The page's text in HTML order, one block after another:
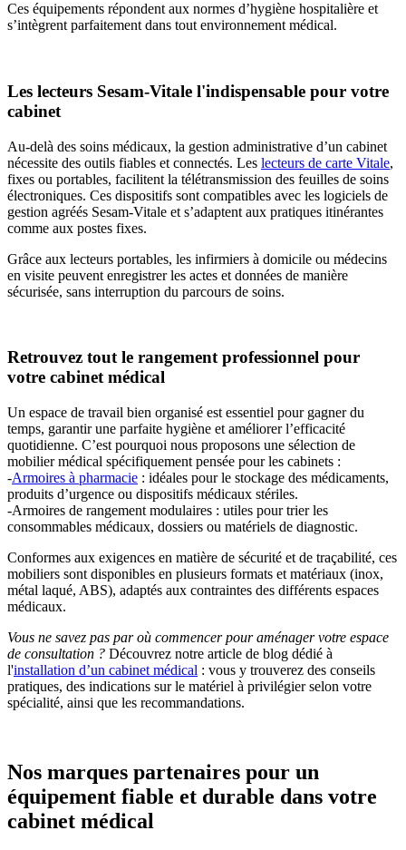
Ces équipements répondent aux normes d’hygiène hospitalière et
s’intègrent parfaitement dans tout environnement médical.
Les lecteurs Sesam-Vitale l'indispensable pour votre
cabinet
Au-delà des soins médicaux, la gestion administrative d’un cabinet
nécessite des outils fiables et connectés. Les lecteurs de carte Vitale,
fixes ou portables, facilitent la télétransmission des feuilles de soins
électroniques. Ces dispositifs sont compatibles avec les logiciels de
gestion agréés Sesam-Vitale et s’adaptent aux pratiques itinérantes
comme aux postes fixes.
Grâce aux lecteurs portables, les infirmiers à domicile ou médecins
en visite peuvent enregistrer les actes et données de manière
sécurisée, sans interruption du parcours de soins.
Retrouvez tout le rangement professionnel pour
votre cabinet médical
Un espace de travail bien organisé est essentiel pour gagner du
temps, garantir une parfaite hygiène et améliorer l’efficacité
quotidienne. C’est pourquoi nous proposons une sélection de
mobilier médical spécifiquement pensée pour les cabinets :
-Armoires à pharmacie : idéales pour le stockage des médicaments,
produits d’urgence ou dispositifs médicaux stériles.
-Armoires de rangement modulaires : utiles pour trier les
consommables médicaux, dossiers ou matériels de diagnostic.
Conformes aux exigences en matière de sécurité et de traçabilité, ces
mobiliers sont disponibles en plusieurs formats et matériaux (inox,
métal laqué, ABS), adaptés aux contraintes des différents espaces
médicaux.
Vous ne savez pas par où commencer pour aménager votre espace
de consultation ? Découvrez notre article de blog dédié à
l'installation d’un cabinet médical : vous y trouverez des conseils
pratiques, des indications sur le matériel à privilégier selon votre
spécialité, ainsi que les recommandations.
Nos marques partenaires pour un
équipement fiable et durable dans votre
cabinet médical